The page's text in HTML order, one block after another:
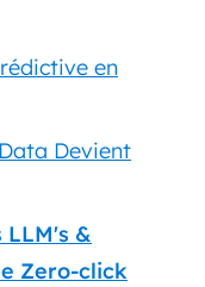
en
Devient
&
Zero-click